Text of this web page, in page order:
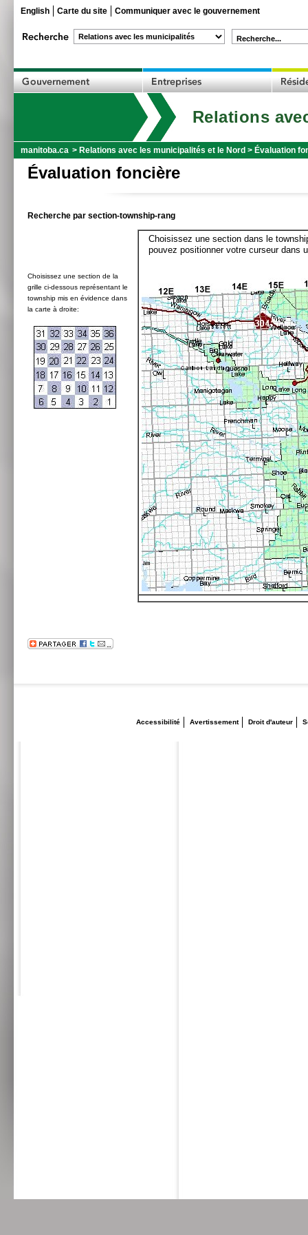
English Carte du site Communiquer avec le gouvernement
Recherche...
Relations
manitoba.ca > Relations avec les municipalités et le Nord > Évaluation
Évaluation foncière
Recherche par section-township-rang
Choisissez une section de la
grille ci-dessous représentant le
township mis en évidence dans
la carte à droite:
Choisissez une section dans le
pouvez positionner votre curseur dans
Accessibilité Avertissement Droit d'auteur